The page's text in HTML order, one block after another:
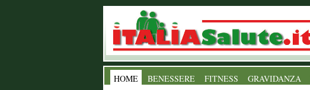
HOME BENESSERE FITNESS GRAVIDANZA